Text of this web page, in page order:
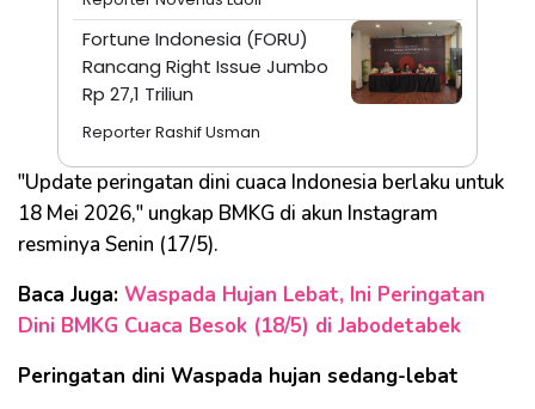
Fortune Indonesia (FORU)
Rancang Right Issue Jumbo
Rp 27,1 Triliun
Reporter Rashif Usman
"Update peringatan dini cuaca Indonesia berlaku untuk
18 Mei 2026," ungkap BMKG di akun Instagram
resminya Senin (17/5).
Baca Juga: Waspada Hujan Lebat, Ini Peringatan
Dini BMKG Cuaca Besok (18/5) di Jabodetabek
Peringatan dini Waspada hujan sedang-lebat